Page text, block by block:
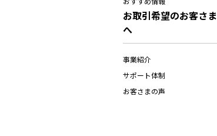
お取引希望のお客さま
へ
事業紹介
サポート体制
お客さまの声